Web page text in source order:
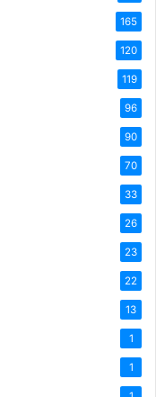
165
120
119
96
90
70
33
26
23
22
13
1
1